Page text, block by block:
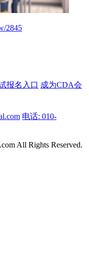
2845
报名入口 成为CDA会
电话: 010-
All Rights Reserved.